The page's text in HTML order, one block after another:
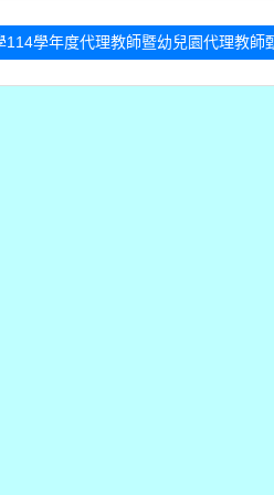
114學年度代理教師暨幼兒園代理教師